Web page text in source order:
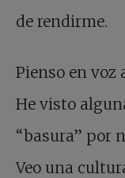
de rendirme.
Pienso en voz
He visto
“basura” por
Veo una